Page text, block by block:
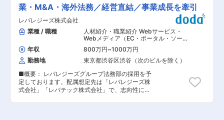
心に、コンプライアンス態勢の整備・強化など、
企業法務全般に携わる機会があります。 変更の範
囲：会社の定める業務
経営に近い立場で大型案件に携われる M&A、組
織再編、投資案件など、会社の成長戦略の中核と
なるプロジェクトに参画。案件の初期段階からク
ロージングまで一貫して関与し、事業推進に直接
貢献できます。 （2）高度専門職として専門性を
最大限発揮 高度な法的知見と実務経験を活かし、
複雑で難易度の高い案件をリードいただくポジシ
ョンです。法律事務所とは異なる、事業目線を持
ったリーガルプロフェッショナルとして成長でき
ます。 （3）柔軟な働き方を実現 フレックスタイ
ム（コアタイムなし）とテレワーク制度を活用し
■当社について： 国内トップ、世界でも最大規模
務分野で、共に会社を成長させていくメンバーを
募集しています。 ■業務詳細： 多数の子会社を
抱えるグループ会社の親法人の税務部として、親
法人及び子法人の以下の業務に従事して頂きま
す。 ・四半期決算における税金計算 ・各種税務
申告、届出書対応 ・通算税制対応、単体納税対応
・税効果会計（連結及び単体） ・税理士法人対応
・税務調査対応 ・グループ子会社の経理、財務、
税務、経営管理業務等全般 ・各取引に係る税務相
談対応 なお上記の税務プロセスについて社内のシ
ステムチームと協力して極力システム化を推進し
ていくことも主要なミッションです。 また、ご本
人の志向や適性これまでの職務経験に応じて、下
業・M&A・海外法務／経営直結／事業成長を牽引
レバレジーズ株式会社
業種 / 職種
人材紹介・職業紹介 Webサービス・
Webメディア（EC・ポータル・ソーシ
ャル）, 法務 弁護士
年収 800万円~1000万円
勤務地
東京都渋谷区渋谷（次のビルを除く）
■概要： レバレジーズグループ法務部の採用を予
定しております。配属想定先は「レバレジーズ株
式会社」「レバテック株式会社」で、志向性に合